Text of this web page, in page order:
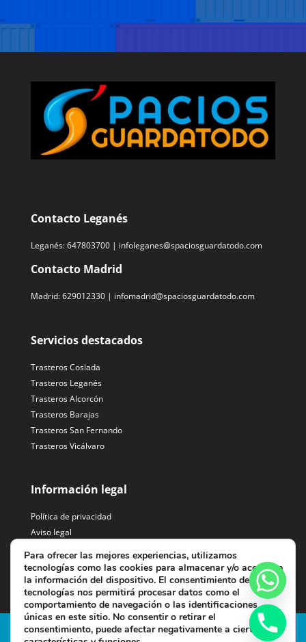
Contacto Leganés
Leganés:647803700| infoleganes@spaciosguardatodo.com
Contacto Madrid
Madrid:629012330| infomadrid@spaciosguardatodo.com
Servicios destacados
Trasteros Coslada
Trasteros Leganés
Trasteros Alcorcón
Trasteros Barajas
Trasteros San Fernando
Trasteros Vicálvaro
Información legal
Política de privacidad
Aviso legal
© 2025 | VALDEZAN 2010, S.L - C.I.F. B83774349 - Crtra de
Para ofrecer las mejores experiencias, utilizamos
tecnologías como las cookies para almacenar y/o acceder a
la información del dispositivo. El consentimiento de estas
tecnologías nos permitirá procesar datos como el
comportamiento de navegación o las identificaciones
únicas en este sitio. No consentir o retirar el
consentimiento, puede afectar negativamente a ciertas